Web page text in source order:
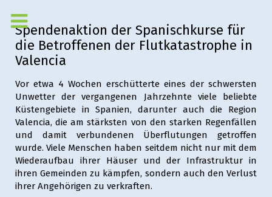
Spendenaktion der Spanischkurse für
die Betroffenen der Flutkatastrophe in
Valencia
Vor etwa 4 Wochen erschütterte eines der schwersten
Unwetter der vergangenen Jahrzehnte viele beliebte
Küstengebiete in Spanien, darunter auch die Region
Valencia, die am stärksten von den starken Regenfällen
und damit verbundenen Überflutungen getroffen
wurde. Viele Menschen haben seitdem nicht nur mit dem
Wiederaufbau ihrer Häuser und der Infrastruktur in
ihren Gemeinden zu kämpfen, sondern auch den Verlust
ihrer Angehörigen zu verkraften.